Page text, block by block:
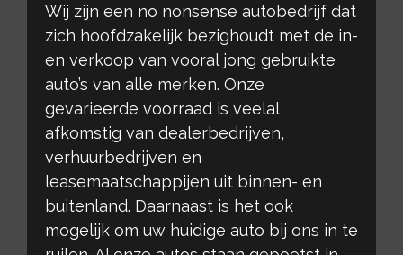
Wij zijn een no nonsense autobedrijf dat
zich hoofdzakelijk bezighoudt met de in-
en verkoop van vooral jong gebruikte
auto’s van alle merken. Onze
gevarieerde voorraad is veelal
afkomstig van dealerbedrijven,
verhuurbedrijven en
leasemaatschappijen uit binnen- en
buitenland. Daarnaast is het ook
mogelijk om uw huidige auto bij ons in te